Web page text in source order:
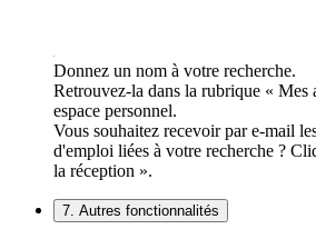
Donnez un nom à votre recherche.
Retrouvez-la dans la rubrique « Mes
espace personnel.
Vous souhaitez recevoir par e-mail
d'emploi liées à votre recherche ?
la réception ».
7. Autres fonctionnalités